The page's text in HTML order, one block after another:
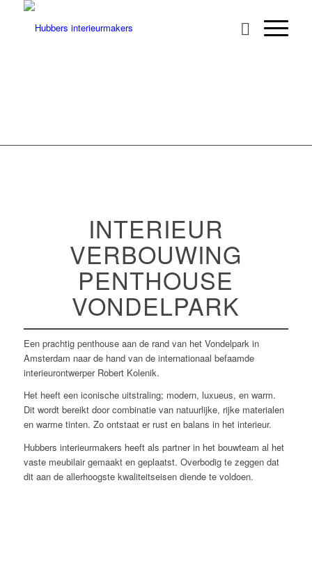
INTERIEUR
VERBOUWING
PENTHOUSE
VONDELPARK
Een prachtig penthouse aan de rand van het Vondelpark in
Amsterdam naar de hand van de internationaal befaamde
interieurontwerper Robert Kolenik.
Het heeft een iconische uitstraling; modern, luxueus, en warm.
Dit wordt bereikt door combinatie van natuurlijke, rijke materialen
en warme tinten. Zo ontstaat er rust en balans in het interieur.
Hubbers interieurmakers heeft als partner in het bouwteam al het
vaste meubilair gemaakt en geplaatst. Overbodig te zeggen dat
dit aan de allerhoogste kwaliteitseisen diende te voldoen.